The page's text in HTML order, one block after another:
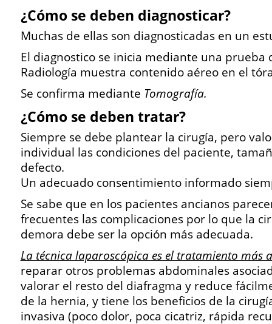
¿Cómo se deben diagnosticar?
Muchas de ellas son diagnosticadas en un
El diagnostico se inicia mediante una prueba
Radiología muestra contenido aéreo en el
Se confirma mediante Tomografía.
¿Cómo se deben tratar?
Siempre se debe plantear la cirugía, pero
individual las condiciones del paciente,
defecto.
Un adecuado consentimiento informado
Se sabe que en los pacientes ancianos
frecuentes las complicaciones por lo que la
demora debe ser la opción más adecuada.
La técnica laparoscópica es el tratamiento más
reparar otros problemas abdominales
valorar el resto del diafragma y reduce
de la hernia, y tiene los beneficios de la
invasiva (poco dolor, poca cicatriz, rápida